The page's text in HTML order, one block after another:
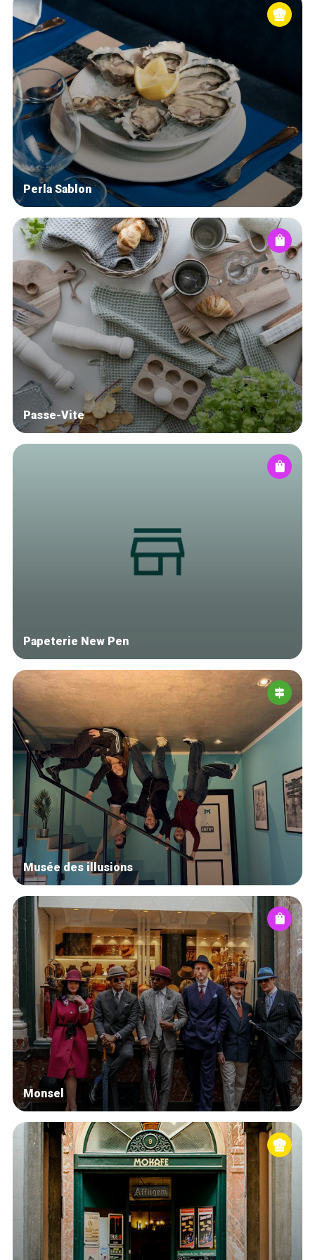
Home
De beste adressen
Blog
Winkelwijken
Tops 10
De ambachtslieden
Over ons
Perla Sablon
Passe-Vite
Papeterie New Pen
Musée des illusions
Monsel